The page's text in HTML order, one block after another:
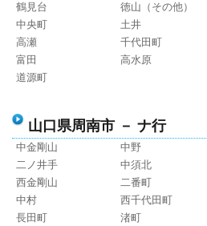
鶴見台
徳山（その他）
中央町
土井
高瀬
千代田町
富田
高水原
道源町
山口県周南市 － ナ行
中金剛山 中野
二ノ井手
中須北
西金剛山
二番町
中村
西千代田町
長田町
渚町